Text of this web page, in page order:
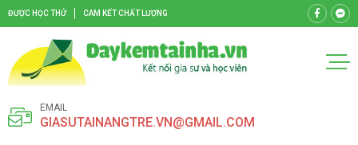
ĐƯỢC HỌC THỬ CAM KẾT CHẤT LƯỢNG
EMAIL
GIASUTAINANGTRE.VN@GMAIL.COM